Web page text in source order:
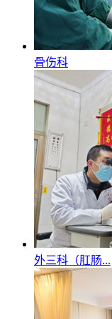
骨伤科
外三科（肛肠...